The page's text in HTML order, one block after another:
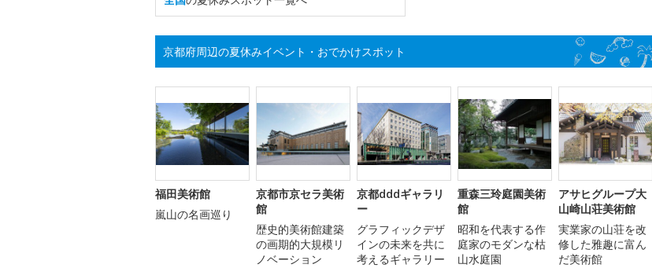
京都府周辺の夏休みイベント・おでかけスポット
福田美術館
嵐山の名画巡り
京都市京セラ美術
館
歴史的美術館建築
の画期的大規模リ
ノベーション
京都dddギャラリ
ー
グラフィックデザ
インの未来を共に
考えるギャラリー
重森三玲庭園美術
館
昭和を代表する作
庭家のモダンな枯
山水庭園
アサヒグループ大
山崎山荘美術館
実業家の山荘を改
修した雅趣に富ん
だ美術館